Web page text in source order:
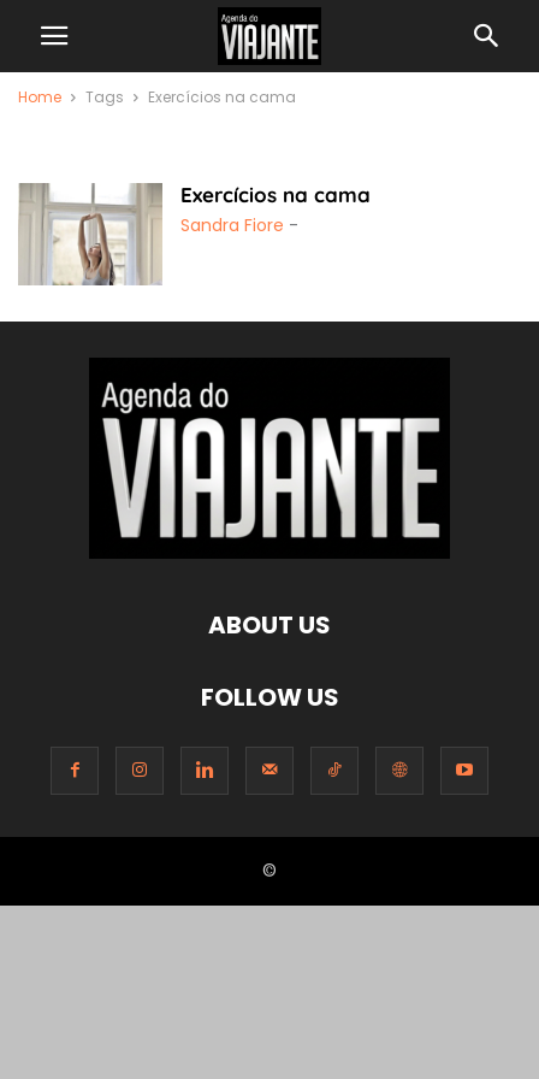
Home Tags Exercícios na cama
Exercícios na cama
Sandra Fiore -
ABOUT US
FOLLOW US
©